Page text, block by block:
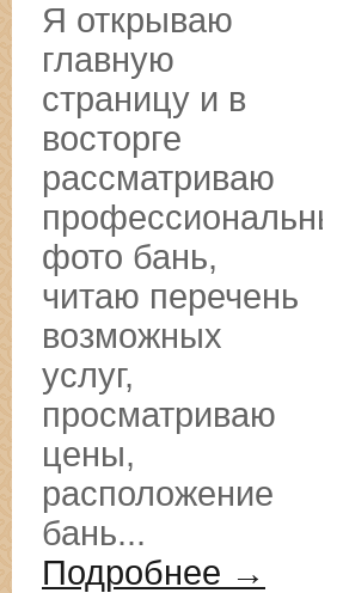
Я открываю
главную
страницу и в
восторге
рассматриваю
профессиональные
фото бань,
читаю перечень
возможных
услуг,
просматриваю
цены,
расположение
бань...
Подробнее →